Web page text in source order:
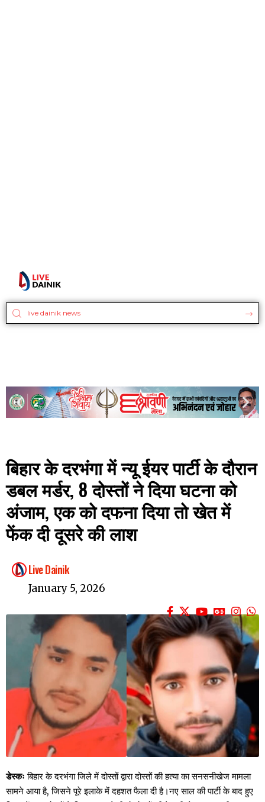
बिहार के दरभंगा में न्यू ईयर पार्टी के दौरान
डबल मर्डर, 8 दोस्तों ने दिया घटना को
अंजाम, एक को दफना दिया तो खेत में
फेंक दी दूसरे की लाश
Live Dainik
January 5, 2026
डेस्कः बिहार के दरभंगा जिले में दोस्तों द्वारा दोस्तों की हत्या का सनसनीखेज मामला
सामने आया है, जिसने पूरे इलाके में दहशत फैला दी है।नए साल की पार्टी के बाद हुए